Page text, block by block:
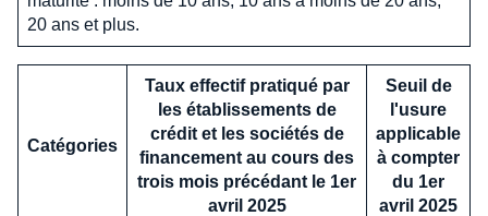
20 ans et plus.
Catégories
Taux effectif pratiqué par
les établissements de
crédit et les sociétés de
financement au cours des
trois mois précédant le 1er
avril 2025
Seuil de
l'usure
applicable
à compter
du 1er
avril 2025